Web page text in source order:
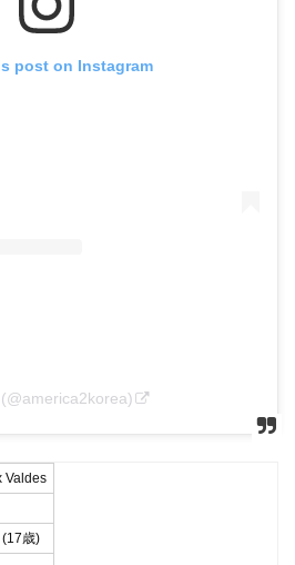
post on Instagram
Valdes
歳)